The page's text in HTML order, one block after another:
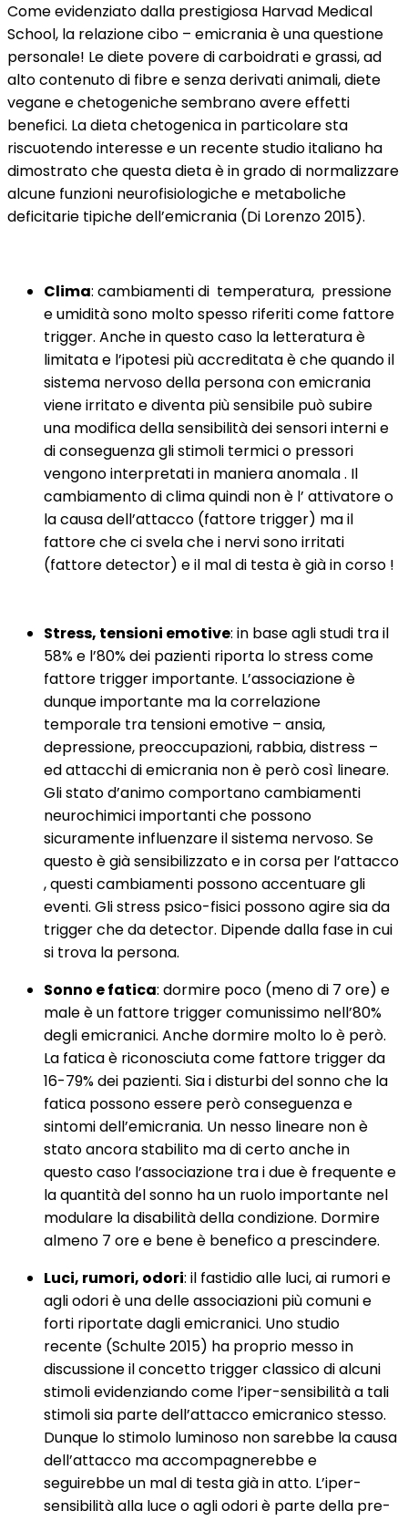
Come evidenziato dalla prestigiosa Harvad Medical
School, la relazione cibo – emicrania è una questione
personale! Le diete povere di carboidrati e grassi, ad
alto contenuto di fibre e senza derivati animali, diete
vegane e chetogeniche sembrano avere effetti
benefici. La dieta chetogenica in particolare sta
riscuotendo interesse e un recente studio italiano ha
dimostrato che questa dieta è in grado di normalizzare
alcune funzioni neurofisiologiche e metaboliche
deficitarie tipiche dell’emicrania (Di Lorenzo 2015).
Clima: cambiamenti di temperatura, pressione
e umidità sono molto spesso riferiti come fattore
trigger. Anche in questo caso la letteratura è
limitata e l’ipotesi più accreditata è che quando il
sistema nervoso della persona con emicrania
viene irritato e diventa più sensibile può subire
una modifica della sensibilità dei sensori interni e
di conseguenza gli stimoli termici o pressori
vengono interpretati in maniera anomala . Il
cambiamento di clima quindi non è l’ attivatore o
la causa dell’attacco (fattore trigger) ma il
fattore che ci svela che i nervi sono irritati
(fattore detector) e il mal di testa è già in corso !
Stress, tensioni emotive: in base agli studi tra il
58% e l’80% dei pazienti riporta lo stress come
fattore trigger importante. L’associazione è
dunque importante ma la correlazione
temporale tra tensioni emotive – ansia,
depressione, preoccupazioni, rabbia, distress –
ed attacchi di emicrania non è però così lineare.
Gli stato d’animo comportano cambiamenti
neurochimici importanti che possono
sicuramente influenzare il sistema nervoso. Se
questo è già sensibilizzato e in corsa per l’attacco
, questi cambiamenti possono accentuare gli
eventi. Gli stress psico-fisici possono agire sia da
trigger che da detector. Dipende dalla fase in cui
si trova la persona.
Sonno e fatica: dormire poco (meno di 7 ore) e
male è un fattore trigger comunissimo nell’80%
degli emicranici. Anche dormire molto lo è però.
La fatica è riconosciuta come fattore trigger da
16-79% dei pazienti. Sia i disturbi del sonno che la
fatica possono essere però conseguenza e
sintomi dell’emicrania. Un nesso lineare non è
stato ancora stabilito ma di certo anche in
questo caso l’associazione tra i due è frequente e
la quantità del sonno ha un ruolo importante nel
modulare la disabilità della condizione. Dormire
almeno 7 ore e bene è benefico a prescindere.
Luci, rumori, odori: il fastidio alle luci, ai rumori e
agli odori è una delle associazioni più comuni e
forti riportate dagli emicranici. Uno studio
recente (Schulte 2015) ha proprio messo in
discussione il concetto trigger classico di alcuni
stimoli evidenziando come l’iper-sensibilità a tali
stimoli sia parte dell’attacco emicranico stesso.
Dunque lo stimolo luminoso non sarebbe la causa
dell’attacco ma accompagnerebbe e
seguirebbe un mal di testa già in atto. L’iper-
sensibilità alla luce o agli odori è parte della pre-